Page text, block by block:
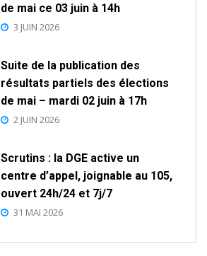
de mai ce 03 juin à 14h
3 JUIN 2026
Suite de la publication des
résultats partiels des élections
de mai – mardi 02 juin à 17h
2 JUIN 2026
Scrutins : la DGE active un
centre d’appel, joignable au 105,
ouvert 24h/24 et 7j/7
31 MAI 2026